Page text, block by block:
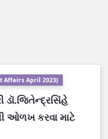
Affairs April 2023)
ડૉ.જિતેન્દ્રસિંહે
ઓળખ કરવા માટે